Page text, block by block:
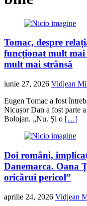
Tomac, despre
funcționat mult mai
mult mai strânsă
iunie 27, 2026 Vidjean
Eugen Tomac a fost
Nicușor Dan a fost parte
Bolojan. „Nu. Și o […]
Doi români,
Danemarca. Oana
oricărui pericol”
aprilie 24, 2026 Vidjean